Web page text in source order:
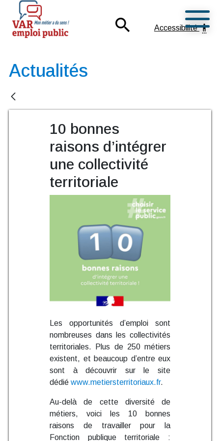
Ouvrir
Mon métier a du sens !
search Accessibilitésettings_accessibility
Actualités
10 bonnes
raisons d’intégrer
une collectivité
territoriale
Les opportunités d’emploi sont
nombreuses dans les collectivités
territoriales. Plus de 250 métiers
existent, et beaucoup d’entre eux
sont à découvrir sur le site
dédié www.metiersterritoriaux.fr.
Au-delà de cette diversité de
métiers, voici les 10 bonnes
raisons de travailler pour la
Fonction publique territoriale :